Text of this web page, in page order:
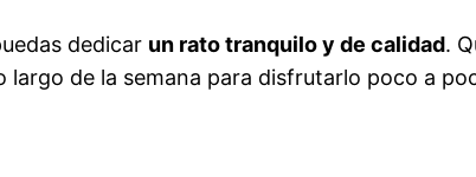
dedicar un rato tranquilo y de calidad.
de la semana para disfrutarlo poco a